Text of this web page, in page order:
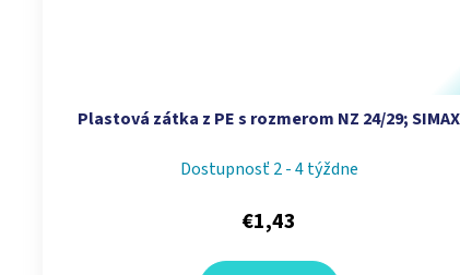
Plastová zátka z PE s rozmerom NZ 24/29; SIMAX
Dostupnosť 2 - 4 týždne
€1,43